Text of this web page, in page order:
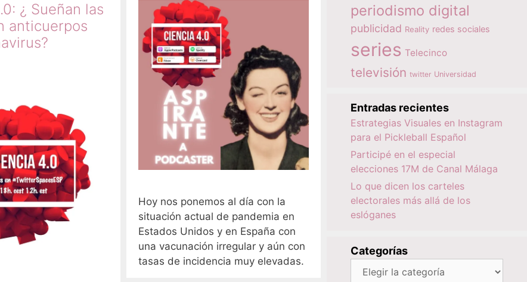
Hoy nos ponemos al día con la
situación actual de pandemia en
Estados Unidos y en España con
una vacunación irregular y aún con
tasas de incidencia muy elevadas.
¿ Sueñan las
anticuerpos
periodismo digital
publicidad Reality redes sociales
series Telecinco
televisión twitter Universidad
Entradas recientes
Estrategias Visuales en Instagram
para el Pickleball Español
Participé en el especial
elecciones 17M de Canal Málaga
Lo que dicen los carteles
electorales más allá de los
eslóganes
Categorías
Categorías